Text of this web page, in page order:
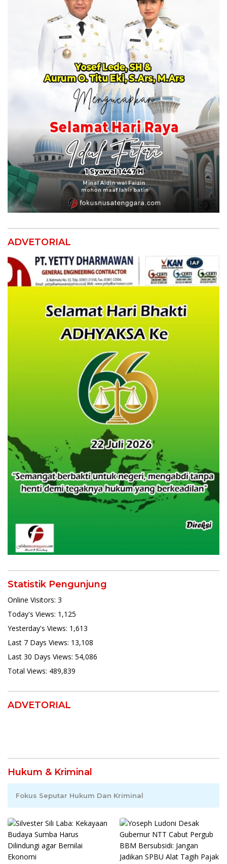
ADVETORIAL
Statistik Pengunjung
Online Visitors: 3
Today's Views: 1,125
Yesterday's Views: 1,613
Last 7 Days Views: 13,108
Last 30 Days Views: 54,086
Total Views: 489,839
ADVETORIAL
Hukum & Kriminal
Fokus Seputar Hukum Dan Kriminal